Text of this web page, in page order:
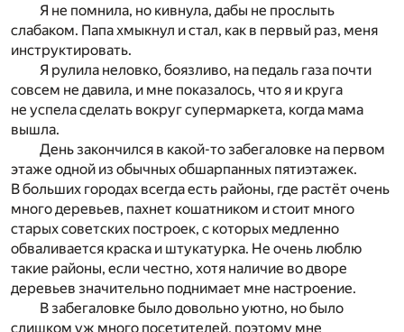
Я не помнила, но кивнула, дабы не прослыть
слабаком. Папа хмыкнул и стал, как в первый раз, меня
инструктировать.
Я рулила неловко, боязливо, на педаль газа почти
совсем не давила, и мне показалось, что я и круга
не успела сделать вокруг супермаркета, когда мама
вышла.
День закончился в какой-то забегаловке на первом
этаже одной из обычных обшарпанных пятиэтажек.
В больших городах всегда есть районы, где растёт очень
много деревьев, пахнет кошатником и стоит много
старых советских построек, с которых медленно
обваливается краска и штукатурка. Не очень люблю
такие районы, если честно, хотя наличие во дворе
деревьев значительно поднимает мне настроение.
В забегаловке было довольно уютно, но было
слишком уж много посетителей, поэтому мне